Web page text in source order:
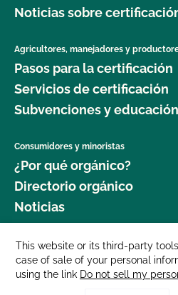
Noticias sobre
Agricultores, manejadores y
Pasos para la certificación
Servicios de certificación
Subvenciones y educación
Consumidores y minoristas
¿Por qué orgánico?
Directorio orgánico
Noticias
Donar
Carreras profesionales
Sala de prensa
This website or its third-party
case of sale of your personal
using the link Do not sell my